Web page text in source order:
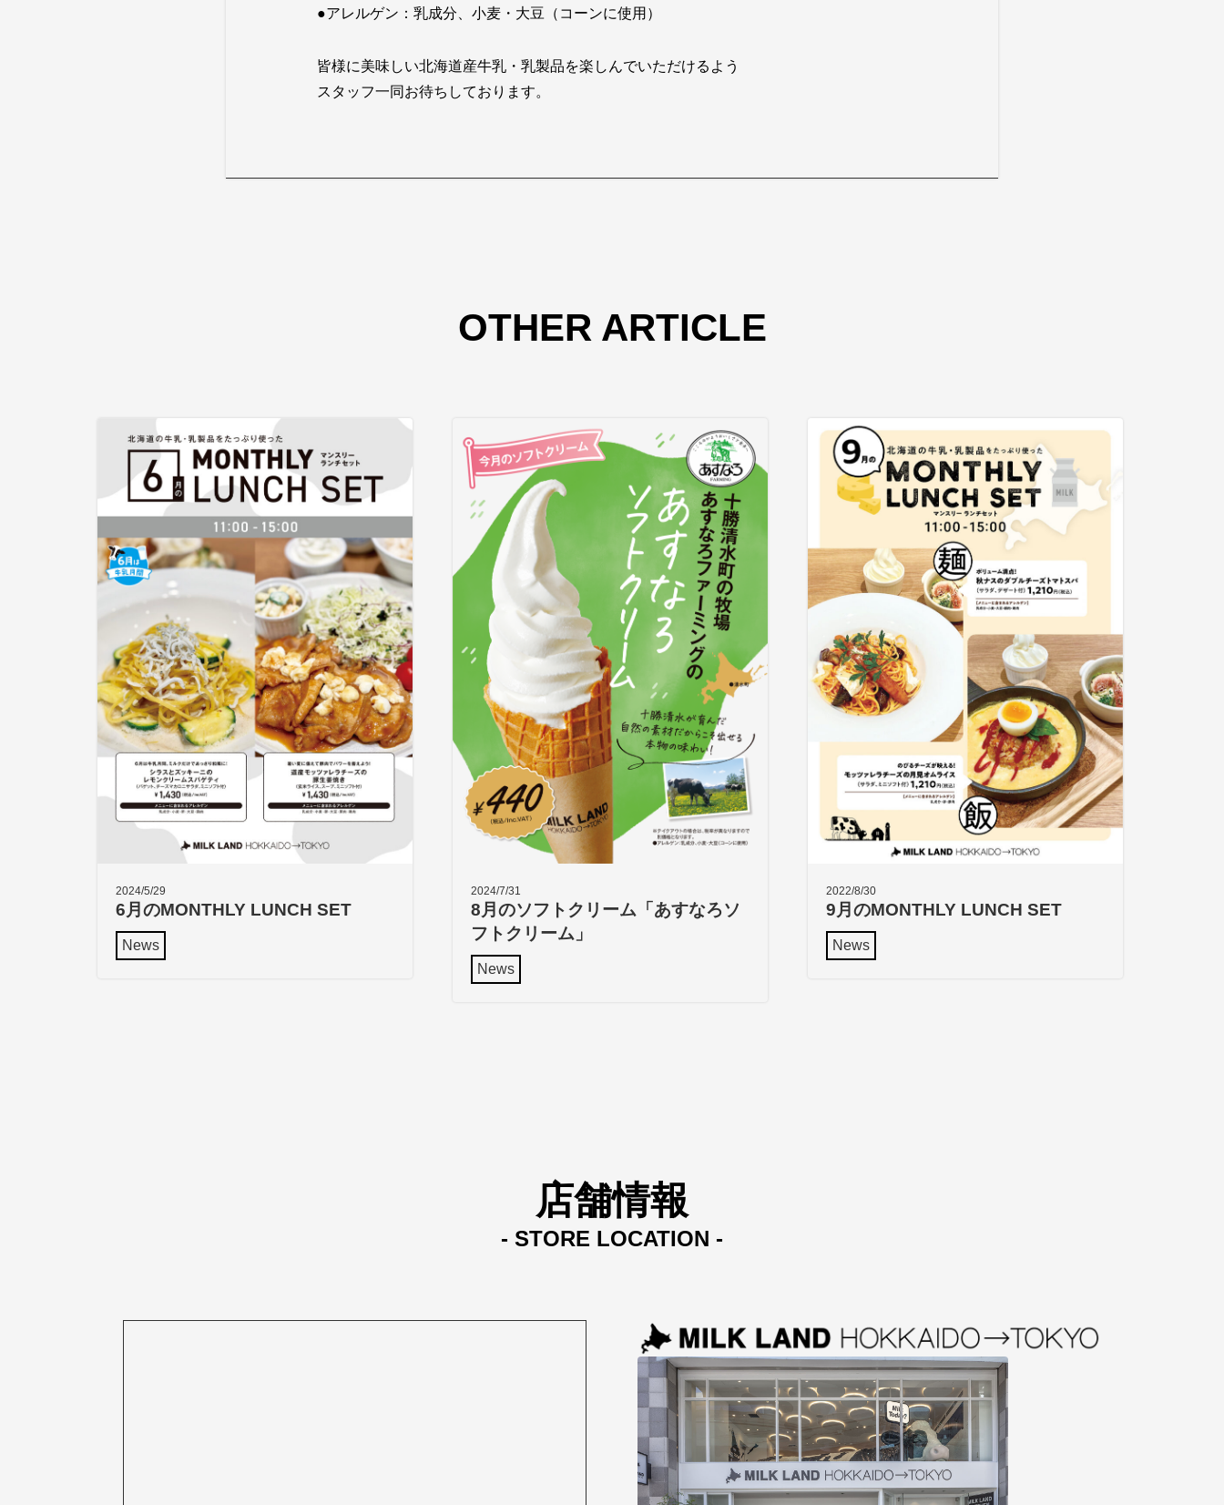
●アレルゲン：乳成分、小麦・大豆（コーンに使用）
皆様に美味しい北海道産牛乳・乳製品を楽しんでいただけるよう
スタッフ一同お待ちしております。
OTHER ARTICLE
2024/5/29
6月のMONTHLY LUNCH SET
News
2024/7/31
8月のソフトクリーム「あすなろソ
フトクリーム」
News
2022/8/30
9月のMONTHLY LUNCH SET
News
店舗情報
- STORE LOCATION -